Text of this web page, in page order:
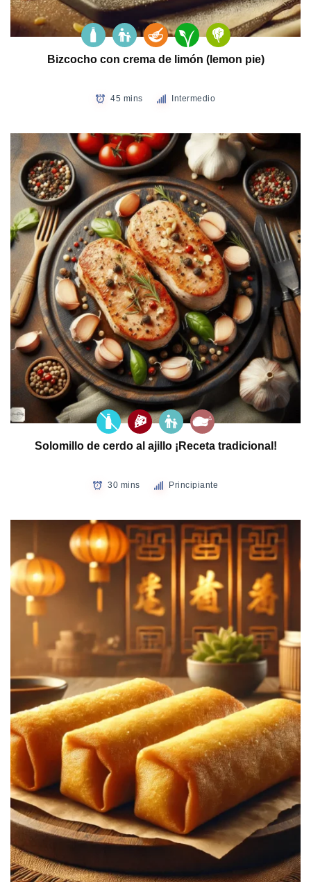
Bizcocho con crema de limón (lemon pie)
45 mins Intermedio
Solomillo de cerdo al ajillo ¡Receta tradicional!
30 mins Principiante